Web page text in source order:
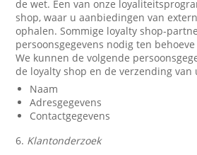
de wet. Een van onze
shop, waar u aanbiedingen van
ophalen. Sommige loyalty shop-
persoonsgegevens nodig ten
We kunnen de volgende
de loyalty shop en de verzending van
Naam
Adresgegevens
Contactgegevens
6. Klantonderzoek